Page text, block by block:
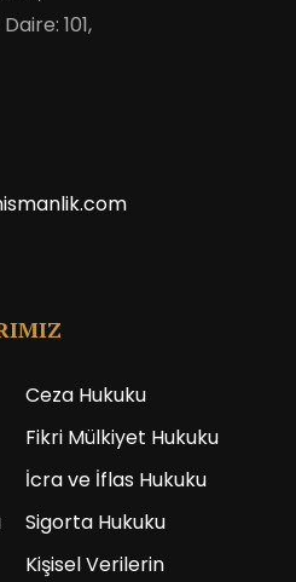
101,
Ceza Hukuku
Fikri Mülkiyet Hukuku
İcra ve İflas Hukuku
Sigorta Hukuku
Kişisel Verilerin